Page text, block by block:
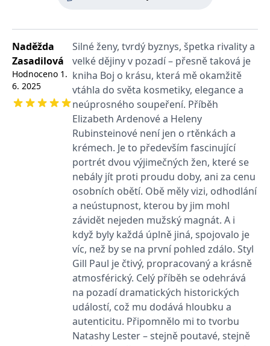
světovými válkami a velkou ekonomickou krizí.
Vyjde v překladu Diny Podzimkové.
Naděžda
Zasadilová
Hodnoceno 1.
6. 2025
Silné ženy, tvrdý byznys, špetka rivality a
velké dějiny v pozadí – přesně taková je
kniha Boj o krásu, která mě okamžitě
vtáhla do světa kosmetiky, elegance a
neúprosného soupeření. Příběh
Elizabeth Ardenové a Heleny
Rubinsteinové není jen o rtěnkách a
krémech. Je to především fascinující
portrét dvou výjimečných žen, které se
nebály jít proti proudu doby, ani za cenu
osobních obětí. Obě měly vizi, odhodlání
a neústupnost, kterou by jim mohl
závidět nejeden mužský magnát. A i
když byly každá úplně jiná, spojovalo je
víc, než by se na první pohled zdálo. Styl
Gill Paul je čtivý, propracovaný a krásně
atmosférický. Celý příběh se odehrává
na pozadí dramatických historických
událostí, což mu dodává hloubku a
autenticitu. Připomnělo mi to tvorbu
Natashy Lester – stejně poutavé, stejně
vygenerovaného čísla
klienta. Je součástí
každého požadavku na
stránku na webu a slouží
k výpočtu údajů o
návštěvnících, relacích a
kampaních pro analytické
přehledy webů.
Kentiko
Software LLC
www.grada.cz
1 rok
1
měsíc
Označuje, zda je
návštěvník nový nebo se
vrací. Používá se ke
návštěvníků ve webové
analýze.
Kentiko
Software LLC
www.grada.cz
1 rok
měsíc
Ukládá identifikátor GUID
kontaktu souvisejícího s
aktuálním návštěvníkem
webu. Slouží ke
sledování aktivit na
webu.
Lze jej nastavit pomocí
vložených skriptů
Microsoft. Široce se věří,
že se synchronizuje s
mnoha různými
Microsoft, což umožňuje
sledování uživatelů.
.c.clarity.ms
Zavřením
Toto je soubor cookie
první strany společnosti
Microsoft MSN, který
používáme k měření
používání webu pro
interní analýzu.
Microsoft
Corporation
.c.clarity.ms
7 dní
Toto je soubor cookie
první strany společnosti
Microsoft MSN, který
používáme k měření
používání webu pro
interní analýzu.
Adform
.adform.net
1 měsíc 1
den
Zjistěte, zda prohlížeč
uživatele podporuje
soubory cookie.
Meta Platform
Inc.
.grada.cz
3 měsíce
Používá Facebook k
poskytování řady
reklamních produktů,
jako je nabízení cen v
reálném čase od
Microsoft
Corporation
Toto je cookie první
strany společnosti
MSPTC
Microsoft
.bing.com
1 rok
inco_session_temp_browser www.grada.cz
1 hodina
www.grada.cz
1 rok 1
měsíc
_hjSessionUser_3630783
.grada.cz 1 rok